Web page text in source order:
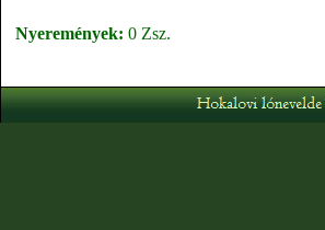
Nyeremények: 0 Zsz.